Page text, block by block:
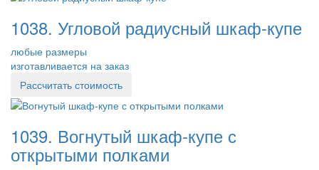
1038. Угловой радиусный шкаф-купе
любые размеры
изготавливается на заказ
Рассчитать стоимость
1039. Вогнутый шкаф-купе с
открытыми полками